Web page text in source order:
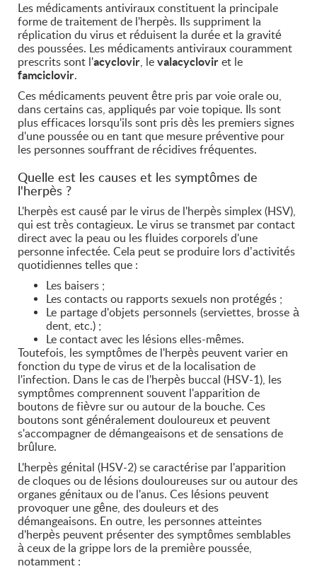
Les médicaments antiviraux constituent la principale
forme de traitement de l'herpès. Ils suppriment la
réplication du virus et réduisent la durée et la gravité
des poussées. Les médicaments antiviraux couramment
prescrits sont l'acyclovir , le valacyclovir et le
famciclovir.
Ces médicaments peuvent être pris par voie orale ou,
dans certains cas, appliqués par voie topique. Ils sont
plus efficaces lorsqu'ils sont pris dès les premiers signes
d'une poussée ou en tant que mesure préventive pour
les personnes souffrant de récidives fréquentes.
Quelle est les causes et les symptômes de
l'herpès ?
L'herpès est causé par le virus de l'herpès simplex (HSV),
qui est très contagieux. Le virus se transmet par contact
direct avec la peau ou les fluides corporels d'une
personne infectée. Cela peut se produire lors d’activités
quotidiennes telles que :
Les baisers ;
Les contacts ou rapports sexuels non protégés ;
Le partage d'objets personnels (serviettes, brosse à
dent, etc.) ;
Le contact avec les lésions elles-mêmes.
Toutefois, les symptômes de l'herpès peuvent varier en
fonction du type de virus et de la localisation de
l'infection. Dans le cas de l'herpès buccal (HSV-1), les
symptômes comprennent souvent l'apparition de
boutons de fièvre sur ou autour de la bouche. Ces
boutons sont généralement douloureux et peuvent
s'accompagner de démangeaisons et de sensations de
brûlure.
L'herpès génital (HSV-2) se caractérise par l'apparition
de cloques ou de lésions douloureuses sur ou autour des
organes génitaux ou de l'anus. Ces lésions peuvent
provoquer une gêne, des douleurs et des
démangeaisons. En outre, les personnes atteintes
d'herpès peuvent présenter des symptômes semblables
à ceux de la grippe lors de la première poussée,
notamment :